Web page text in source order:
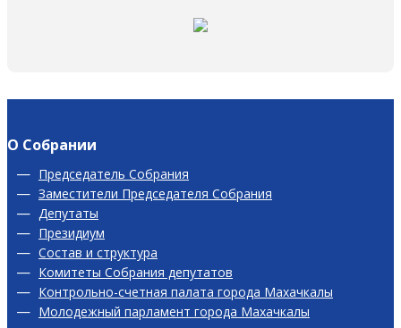
О Собрании
Председатель Собрания
Заместители Председателя Собрания
Депутаты
Президиум
Состав и структура
Комитеты Собрания депутатов
Контрольно-счетная палата города Махачкалы
Молодежный парламент города Махачкалы